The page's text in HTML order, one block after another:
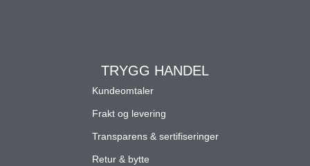
TRYGG HANDEL
Kundeomtaler
Frakt og levering
Transparens & sertifiseringer
Retur & bytte